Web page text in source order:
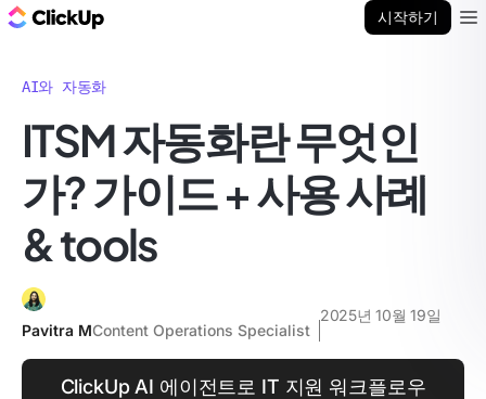
시작하기
AI와 자동화
ITSM 자동화란 무엇인
가? 가이드 + 사용 사례
& tools
Pavitra MContent Operations Specialist
2025년 10월 19일
ClickUp AI 에이전트로 IT 지원 워크플로우